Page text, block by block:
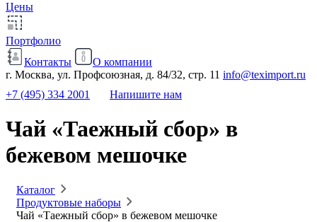
Цены
Портфолио
Контакты
О компании
г. Москва, ул. Профсоюзная, д. 84/32, стр. 11 info@teximport.ru
+7 (495) 334 2001
Напишите нам
Чай «Таежный сбор» в
бежевом мешочке
Каталог
Продуктовые наборы
Чай «Таежный сбор» в бежевом мешочке